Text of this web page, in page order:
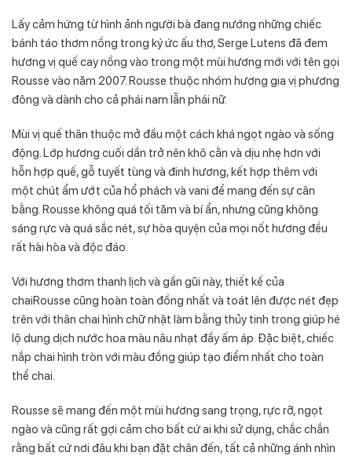
Lấy cảm hứng từ hình ảnh người bà đang nướng những chiếc
bánh táo thơm nồng trong ký ức ấu thơ, Serge Lutens đã đem
hương vị quế cay nồng vào trong một mùi hương mới với tên gọi
Rousse vào năm 2007. Rousse thuộc nhóm hương gia vị phương
đông và dành cho cả phái nam lẫn phái nữ.
Mùi vị quế thân thuộc mở đầu một cách khá ngọt ngào và sống
động. Lớp hương cuối dần trở nên khô cằn và dịu nhẹ hơn với
hỗn hợp quế, gỗ tuyết tùng và đinh hương, kết hợp thêm với
một chút ẩm ướt của hổ phách và vani để mang đến sự cân
bằng. Rousse không quá tối tăm và bí ẩn, nhưng cũng không
sáng rực và quá sắc nét, sự hòa quyện của mọi nốt hương đều
rất hài hòa và độc đáo.
Với hương thơm thanh lịch và gần gũi này, thiết kế của
chaiRousse cũng hoàn toàn đồng nhất và toát lên được nét đẹp
trên với thân chai hình chữ nhật làm bằng thủy tinh trong giúp hé
lộ dung dịch nước hoa màu nâu nhạt đầy ấm áp. Đặc biệt, chiếc
nắp chai hình tròn với màu đồng giúp tạo điểm nhất cho toàn
thể chai.
Rousse sẽ mang đến một mùi hương sang trọng, rực rỡ, ngọt
ngào và cũng rất gợi cảm cho bất cứ ai khi sử dụng, chắc chắn
rằng bất cứ nơi đâu khi bạn đặt chân đến, tất cả những ánh nhìn